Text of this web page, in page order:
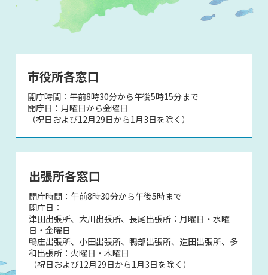
市役所各窓口
開庁時間：午前8時30分から午後5時15分まで
開庁日：月曜日から金曜日
（祝日および12月29日から1月3日を除く）
出張所各窓口
開庁時間：午前8時30分から午後5時まで
開庁日：
津田出張所、大川出張所、長尾出張所：月曜日・水曜
日・金曜日
鴨庄出張所、小田出張所、鴨部出張所、造田出張所、多
和出張所：火曜日・木曜日
（祝日および12月29日から1月3日を除く）